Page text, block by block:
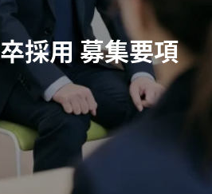
採用 募集要項